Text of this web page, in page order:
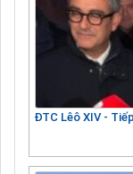
ĐTC Lêô XIV -